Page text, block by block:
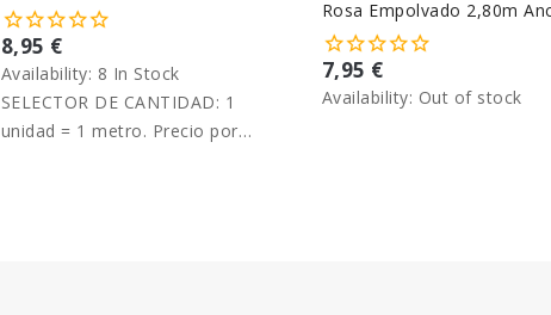
8,95 €
Availability: 8 In Stock
SELECTOR DE CANTIDAD: 1
unidad = 1 metro. Precio por
Rosa Empolvado 2,80m
7,95 €
Availability: Out of stock